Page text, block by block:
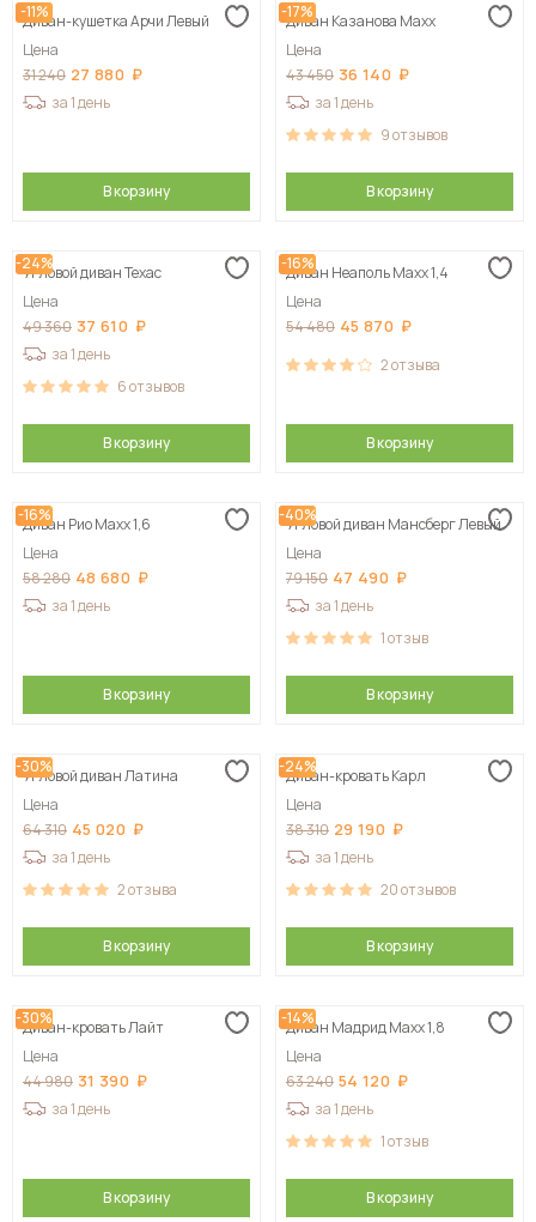
-11%
Диван-кушетка Арчи Левый
Цена
31 240 27 880
за 1 день
В корзину
-17%
Диван Казанова Maxx
Цена
43 450 36 140
за 1 день
9отзывов
В корзину
-24%
Угловой диван Техас
Цена
49 360 37 610
за 1 день
6отзывов
В корзину
-16%
Диван Неаполь Maxx 1,4
Цена
54 480 45 870
2отзыва
В корзину
-16%
Диван Рио Maxx 1,6
Цена
58 280 48 680
за 1 день
В корзину
-40%
Угловой диван Мансберг Левый
Цена
79 150 47 490
за 1 день
1отзыв
В корзину
-30%
Угловой диван Латина
Цена
64 310 45 020
за 1 день
2отзыва
В корзину
-24%
Диван-кровать Карл
Цена
38 310 29 190
за 1 день
20отзывов
В корзину
-30%
Диван-кровать Лайт
Цена
44 980 31 390
за 1 день
В корзину
-14%
Диван Мадрид Maxx 1,8
Цена
63 240 54 120
за 1 день
1отзыв
В корзину